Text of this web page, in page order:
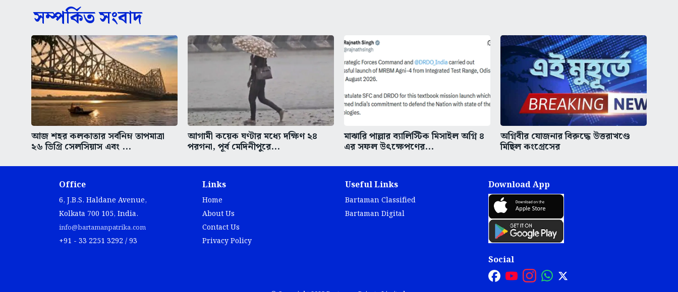
সম্পর্কিত সংবাদ
আজ শহর কলকাতার সর্বনিম্ন তাপমাত্রা
২৬ ডিগ্রি সেলসিয়াস এবং ...
আগামী কয়েক ঘণ্টার মধ্যে দক্ষিণ ২৪
পরগনা, পূর্ব মেদিনীপুরে...
মাঝারি পাল্লার ব্যালিস্টিক মিসাইল অগ্নি ৪
এর সফল উৎক্ষেপণের...
অগ্নিবীর যোজনার বিরুদ্ধে উত্তরাখণ্ডে
মিছিল কংগ্রেসের
Office
6, J.B.S. Haldane Avenue,
Kolkata 700 105, India.
info@bartamanpatrika.com
+91 - 33 2251 3292 / 93
Links
Home
About Us
Contact Us
Privacy Policy
Useful Links
Bartaman Classified
Bartaman Digital
Download App
Social